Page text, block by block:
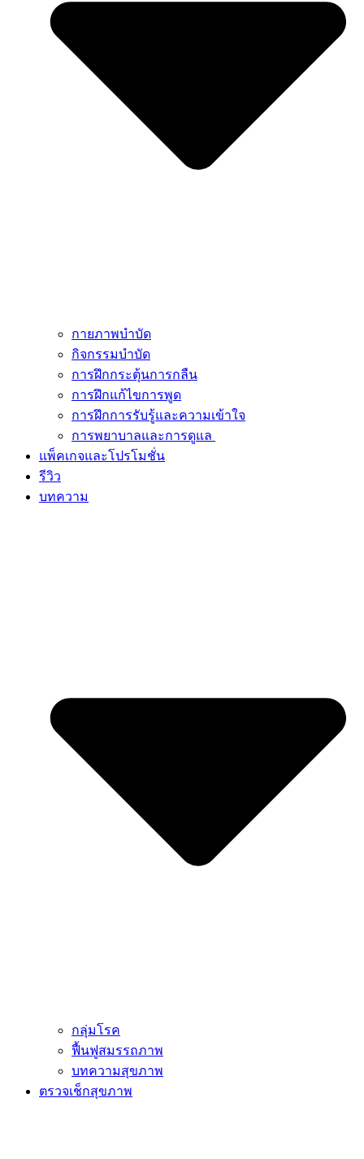
กายภาพบำบัด
กิจกรรมบำบัด
การฝึกกระตุ้นการกลืน
การฝึกแก้ไขการพูด
การฝึกการรับรู้และความเข้าใจ
การพยาบาลและการดูแล
แพ็คเกจและโปรโมชั่น
รีวิว
บทความ
กลุ่มโรค
ฟื้นฟูสมรรถภาพ
บทความสุขภาพ
ตรวจเช็กสุขภาพ